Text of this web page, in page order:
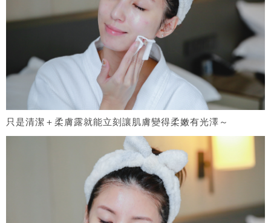
只是清潔＋柔膚露就能立刻讓肌膚變得柔嫩有光澤～